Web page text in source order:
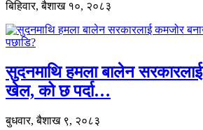
बिहिवार, बैशाख १०, २०८३
सुदनमाथि हमला बालेन
खेल, को छ पर्दा…
बुधवार, बैशाख ९, २०८३